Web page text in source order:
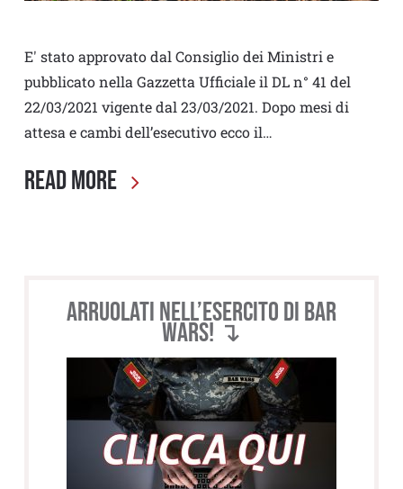
E' stato approvato dal Consiglio dei Ministri e
pubblicato nella Gazzetta Ufficiale il DL n° 41 del
22/03/2021 vigente dal 23/03/2021. Dopo mesi di
attesa e cambi dell’esecutivo ecco il…
Read More
Arruolati nell’esercito di BAR
WARS! ↴